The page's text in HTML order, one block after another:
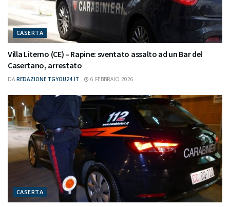
CASERTA
Villa Literno (CE) – Rapine: sventato assalto ad un Bar del
Casertano, arrestato
DA REDAZIONE TGYOU24.IT 6 FEBBRAIO 2026
CASERTA